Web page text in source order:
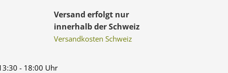
Versand erfolgt nur
innerhalb der Schweiz
Versandkosten Schweiz
- 18:00 Uhr